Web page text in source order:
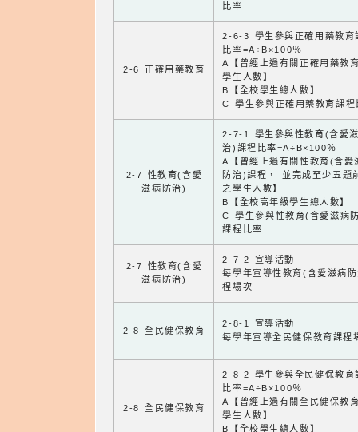
比率
2-6 正確用藥教育
2-6-3 學生參與正確用藥教育
比率=A÷B×100％
A【曾經上過有關正確用藥教
學生人數】
B【全校學生總人數】
C 學生參與正確用藥教育課程
2-7 性教育(含愛
滋病防治)
2-7-1 學生參與性教育(含愛
治)課程比率=A÷B×100％
A【曾經上過有關性教育(含愛
防治)課程， 並完成至少五題
之學生人數】
B【全校高年級學生總人數】
C 學生參與性教育(含愛滋病
課程比率
2-7 性教育(含愛
滋病防治)
2-7-2 宣導活動
每學年宣導性教育(含愛滋病
程場次
2-8 全民健保教育
2-8-1 宣導活動
每學年宣導全民健保教育課程
2-8 全民健保教育
2-8-2 學生參與全民健保教育
比率=A÷B×100％
A【曾經上過有關全民健保教
學生人數】
B【全校學生總人數】